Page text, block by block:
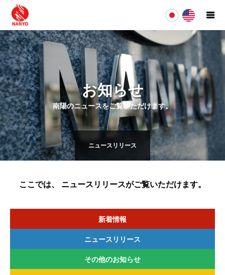
お知らせ
南陽のニュースをご覧いただけます。
ニュースリリース
ここでは、 ニュースリリースがご覧いただけます。
新着情報
ニュースリリース
2026年
2025年
2024年
2023年
2022年
その他のお知らせ